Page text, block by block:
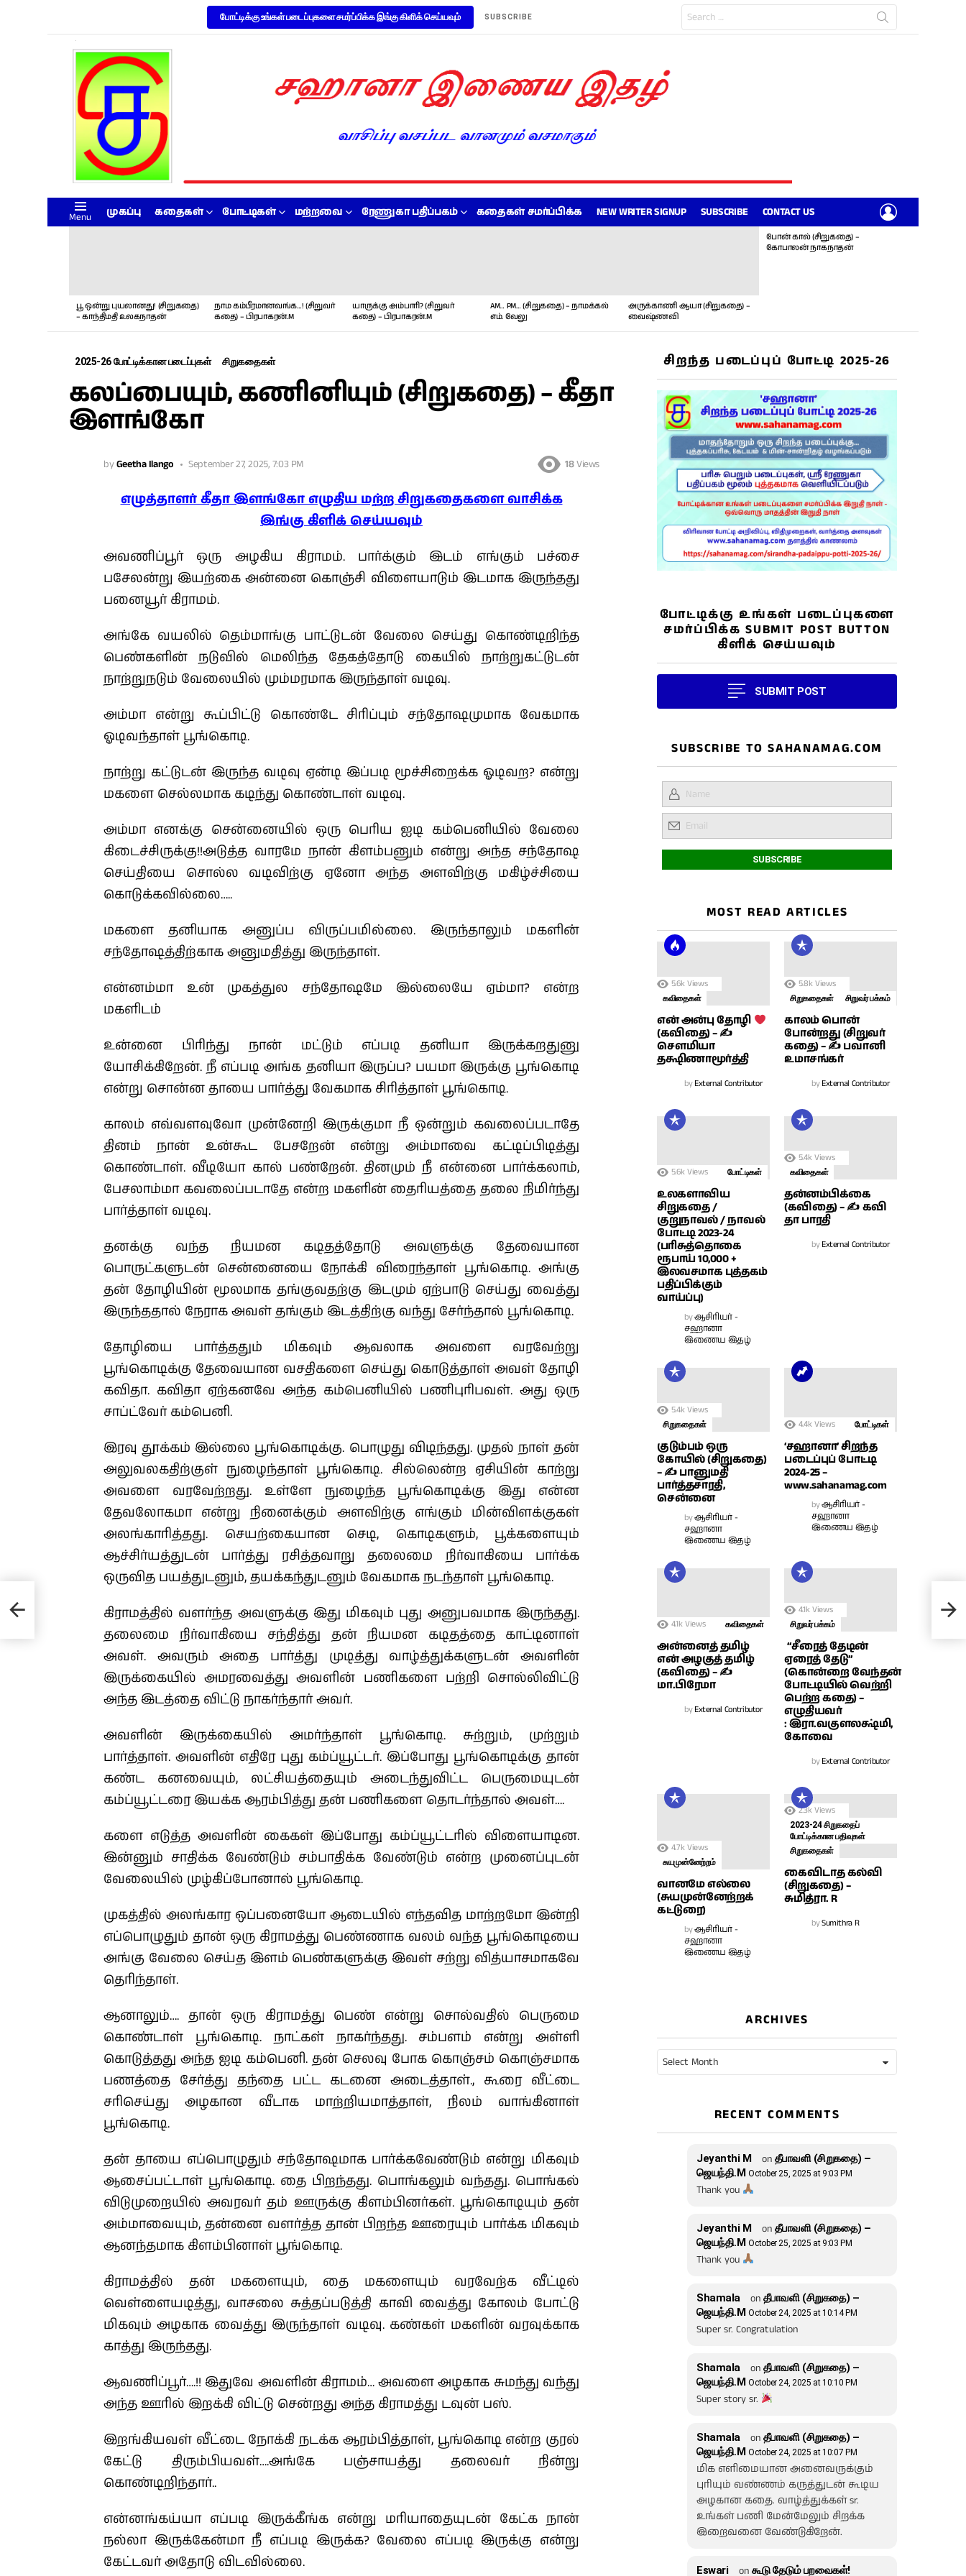
போட்டிக்கு உங்கள் படைப்புகளை சமர்ப்பிக்க இங்கு கிளிக் செய்யவும் SUBSCRIBE
for:
Menu முகப்பு கதைகள் போட்டிகள் மற்றவை ரேணுகா பதிப்பகம் கதைகள் சமர்ப்பிக்க NEW WRITER SIGNUP SUBSCRIBE CONTACT US
பூ ஒன்று புயலானது! (சிறுகதை)
– காந்திமதி உலகநாதன்
நாம கம்பீரமானவங்க…! (சிறுவர்
கதை) – பிரபாகரன்.M
யாருக்கு அம்பாரி? (சிறுவர்
கதை) – பிரபாகரன்.M
AM… PM… (சிறுகதை) – நாமக்கல்
எம். வேலு
அருக்காணி ஆயா (சிறுகதை) –
வைஷ்ணவி
போன் கால் (சிறுகதை) –
கோபாலன் நாகநாதன்
2025-26 போட்டிக்கான படைப்புகள் சிறுகதைகள்
கலப்பையும், கணினியும் (சிறுகதை) – கீதா
இளங்கோ
byGeetha Ilango September 27, 2025, 7:03 PM 18 Views
எழுத்தாளர் கீதா இளங்கோ எழுதிய மற்ற சிறுகதைகளை வாசிக்க
இங்கு கிளிக் செய்யவும்
அவணிப்பூர் ஒரு அழகிய கிராமம். பார்க்கும் இடம் எங்கும் பச்சை
பசேலன்று இயற்கை அன்னை கொஞ்சி விளையாடும் இடமாக இருந்தது
பனையூர் கிராமம்.
அங்கே வயலில் தெம்மாங்கு பாட்டுடன் வேலை செய்து கொண்டிறிந்த
பெண்களின் நடுவில் மெலிந்த தேகத்தோடு கையில் நாற்றுகட்டுடன்
நாற்றுநடும் வேலையில் மும்மரமாக இருந்தாள் வடிவு.
அம்மா என்று கூப்பிட்டு கொண்டே சிரிப்பும் சந்தோஷமுமாக வேகமாக
ஓடிவந்தாள் பூங்கொடி.
நாற்று கட்டுடன் இருந்த வடிவு ஏன்டி இப்படி மூச்சிறைக்க ஓடிவற? என்று
மகளை செல்லமாக கடிந்து கொண்டாள் வடிவு.
அம்மா எனக்கு சென்னையில் ஒரு பெரிய ஐடி கம்பெனியில் வேலை
கிடைச்சிருக்கு!!அடுத்த வாரமே நான் கிளம்பனும் என்று அந்த சந்தோஷ
செய்தியை சொல்ல வடிவிற்கு ஏனோ அந்த அளவிற்கு மகிழ்ச்சியை
கொடுக்கவில்லை…..
மகளை தனியாக அனுப்ப விருப்பமில்லை. இருந்தாலும் மகளின்
சந்தோஷத்திற்காக அனுமதித்து இருந்தாள்.
என்னம்மா உன் முகத்துல சந்தோஷமே இல்லையே ஏம்மா? என்ற
மகளிடம்
உன்னை பிரிந்து நான் மட்டும் எப்படி தனியா இருக்கறதுனு
யோசிக்கிறேன். நீ எப்படி அங்க தனியா இருப்ப? பயமா இருக்கு பூங்கொடி
என்று சொன்ன தாயை பாIர்த்து வேகமாக சிரித்தாள் பூங்கொடி.
காலம் எவ்வளவுவோ முன்னேறி இருக்குமா நீ ஒன்றும் கவலைப்படாதே
தினம் நான் உன்கூட பேசறேன் என்று அம்மாவை கட்டிப்பிடித்து
கொண்டாள். வீடியோ கால் பண்றேன். தினமும் நீ என்னை பார்க்கலாம்,
பேசலாம்மா கவலைப்படாதே என்ற மகளின் தைரியத்தை தலை நிமிர்ந்து
பார்த்தாள் வடிவு.
தனக்கு வந்த நியமன கடிதத்தோடு அவளுக்கு தேவையான
பொருட்களுடன் சென்னையை நோக்கி விரைந்தாள் பூங்கொடி. அங்கு
தன் தோழியின் மூலமாக தங்குவதற்கு இடமும் ஏற்பாடு செய்து வைத்து
இருந்ததால் நேராக அவள் தங்கும் இடத்திற்கு வந்து சேர்ந்தால் பூங்கொடி.
தோழியை பார்த்ததும் மிகவும் ஆவலாக அவளை வரவேற்று
பூங்கொடிக்கு தேவையான வசதிகளை செய்து கொடுத்தாள் அவள் தோழி
கவிதா. கவிதா ஏற்கனவே அந்த கம்பெனியில் பணிபுரிபவள். அது ஒரு
சாப்ட்வேர் கம்பெனி.
இரவு தூக்கம் இல்லை பூங்கொடிக்கு. பொழுது விடிந்தது. முதல் நாள் தன்
அலுவலகதிற்குள் நுழைந்தாள் பூங்கொடி. சில்லென்ற ஏசியின் காற்று
அவளை வரவேற்றது. உள்ளே நுழைந்த பூங்கொடிக்கு இது என்ன
தேவலோகமா என்று நினைக்கும் அளவிற்கு எங்கும் மின்விளக்குகள்
அலங்காரித்தது. செயற்கையான செடி, கொடிகளும், பூக்களையும்
ஆச்சிர்யத்துடன் பார்த்து ரசித்தவாறு தலைமை நிர்வாகியை பார்க்க
ஒருவித பயத்துடனும், தயக்கந்துடனும் வேகமாக நடந்தாள் பூங்கொடி.
கிராமத்தில் வளர்ந்த அவளுக்கு இது மிகவும் புது அனுபவமாக இருந்தது.
தலைமை நிர்வாகியை சந்தித்து தன் நியமன கடிதத்தை காட்டினாள்
அவள். அவரும் அதை பார்த்து முடித்து வாழ்த்துக்களுடன் அவளின்
இருக்கையில் அமரவைத்து அவளின் பணிகளை பற்றி சொல்லிவிட்டு
அந்த இடத்தை விட்டு நாகர்ந்தார் அவர்.
அவளின் இருக்கையில் அமர்ந்தாள் பூங்கொடி. சுற்றும், முற்றும்
பார்த்தாள். அவளின் எதிரே புது கம்ப்யூட்டர். இப்போது பூங்கொடிக்கு தான்
கண்ட கனவையும், லட்சியத்தையும் அடைந்துவிட்ட பெருமையுடன்
கம்ப்யூட்டரை இயக்க ஆரம்பித்து தன் பணிகளை தொடர்ந்தால் அவள்….
களை எடுத்த அவளின் கைகள் இப்போது கம்ப்யூட்டரில் விளையாடின.
இன்னும் சாதிக்க வேண்டும் சம்பாதிக்க வேண்டும் என்ற முனைப்புடன்
வேலையில் முழ்கிப்போனால் பூங்கொடி.
முகத்தில் அலங்கார ஒப்பனையோ ஆடையில் எந்தவித மாற்றமோ இன்றி
எப்பொழுதும் தான் ஒரு கிராமத்து பெண்ணாக வலம் வந்த பூங்கொடியை
அங்கு வேலை செய்த இளம் பெண்களுக்கு இவள் சற்று வித்யாசமாகவே
தெரிந்தாள்.
ஆனாலும்…. தான் ஒரு கிராமத்து பெண் என்று சொல்வதில் பெருமை
கொண்டாள் பூங்கொடி. நாட்கள் நாகர்ந்தது. சம்பளம் என்று அள்ளி
கொடுத்தது அந்த ஐடி கம்பெனி. தன் செலவு போக கொஞ்சம் கொஞ்சமாக
பணத்தை சேர்த்து தந்தை பட்ட கடனை அடைத்தாள்., கூரை வீட்டை
சரிசெய்து அழகான வீடாக மாற்றியமாத்தாள், நிலம் வாங்கினாள்
பூங்கொடி.
தன் தாயை எப்பொழுதும் சந்தோஷமாக பார்க்கவேண்டும் என்று மிகவும்
ஆசைப்பட்டாள் பூங்கொடி. தை பிறந்தது. பொங்கலும் வந்தது. பொங்கல்
விடுமுறையில் அவரவர் தம் ஊருக்கு கிளம்பினர்கள். பூங்கொடியும் தன்
அம்மாவையும், தன்னை வளர்த்த தான் பிறந்த ஊரையும் பார்க்க மிகவும்
ஆனந்தமாக கிளம்பினாள் பூங்கொடி.
கிராமத்தில் தன் மகளையும், தை மகளையும் வரவேற்க வீட்டில்
வெள்ளையடித்து, வாசலை சுத்தப்படுத்தி காவி வைத்து கோலம் போட்டு
மிகவும் அழகாக வைத்து இருந்தாள் வடிவு. கண்கள் மகளின் வரவுக்காக
காத்து இருந்தது.
ஆவணிப்பூர்….!! இதுவே அவளின் கிராமம்…அவளை அழகாக சுமந்து வந்து
அந்த ஊரில் இறக்கி விட்டு சென்றது அந்த கிராமத்து டவுன் பஸ்.
இறங்கியவள் வீட்டை நோக்கி நடக்க ஆரம்பித்தாள், பூங்கொடி என்ற குரல்
கேட்டு திரும்பியவள்….அங்கே பஞ்சாயத்து தலைவர் நின்று
கொண்டிறிந்தார்..
என்னங்கய்யா எப்படி இருக்கீங்க என்று மரியாதையுடன் கேட்க நான்
நல்லா இருக்கேன்மா நீ எப்படி இருக்க? வேலை எப்படி இருக்கு என்று
கேட்டவர் அதோடு விடவில்லை.
சிறந்த படைப்புப் போட்டி 2025-26
போட்டிக்கு உங்கள் படைப்புகளை
சமர்ப்பிக்க SUBMIT POST BUTTON
கிளிக் செய்யவும்
SUBMIT POST
SUBSCRIBE TO SAHANAMAG.COM
MOST READ ARTICLES
5.6k Views
கவிதைகள்
என் அன்பு தோழி
(கவிதை) – ✍
சௌமியா
தக்ஷிணாமூர்த்தி
byExternal Contributor
5.8k Views
சிறுகதைகள் சிறுவர் பக்கம்
காலம் பொன்
போன்றது (சிறுவர்
கதை) – ✍ பவானி
உமாசங்கர்
byExternal Contributor
5.6k Views போட்டிகள்
உலகளாவிய
சிறுகதை /
குறுநாவல் / நாவல்
போட்டி 2023-24
(பரிசுத்தொகை
ரூபாய் 10,000 +
இலவசமாக புத்தகம்
பதிப்பிக்கும்
வாய்ப்பு)
byஆசிரியர் -
சஹானா
இணைய இதழ்
5.4k Views
கவிதைகள்
தன்னம்பிக்கை
(கவிதை) – ✍ கவி
தா பாரதி
byExternal Contributor
5.4k Views
சிறுகதைகள்
குடும்பம் ஒரு
கோயில் (சிறுகதை)
– ✍ பானுமதி
பார்த்தசாரதி,
சென்னை
byஆசிரியர் -
சஹானா
இணைய இதழ்
4.4k Views போட்டிகள்
‘சஹானா’ சிறந்த
படைப்புப் போட்டி
2024-25 –
www.sahanamag.com
byஆசிரியர் -
சஹானா
இணைய இதழ்
4.1k Views கவிதைகள்
அன்னைத் தமிழ்
என் அழகுத் தமிழ்
(கவிதை) – ✍
மா.பிரேமா
byExternal Contributor
4.1k Views
சிறுவர் பக்கம்
“சீரைத் தேடின்
ஏரைத் தேடு”
(கொன்றை வேந்தன்
போட்டியில் வெற்றி
பெற்ற கதை) –
எழுதியவர்
: இரா.வகுளலக்ஷ்மி,
கோவை
byExternal Contributor
4.7k Views
சுயமுன்னேற்றம்
வானமே எல்லை
(சுயமுன்னேற்றக்
கட்டுரை)
byஆசிரியர் -
சஹானா
இணைய இதழ்
2.3k Views
2023-24 சிறுகதைப்
போட்டிக்கான பதிவுகள்
சிறுகதைகள்
கைவிடாத கல்வி
(சிறுகதை) –
சுமித்ரா. R
bySumithra R
ARCHIVES
RECENT COMMENTS
Jeyanthi M on தீபாவளி (சிறுகதை) –
ஜெயந்தி.M October 25, 2025 at 9:03 PM
Thank you
Jeyanthi M on தீபாவளி (சிறுகதை) –
ஜெயந்தி.M October 25, 2025 at 9:03 PM
Thank you
Shamala onதீபாவளி (சிறுகதை) –
ஜெயந்தி.M October 24, 2025 at 10:14 PM
Super sr. Congratulation
Shamala onதீபாவளி (சிறுகதை) –
ஜெயந்தி.M October 24, 2025 at 10:10 PM
Super story sr.
Shamala onதீபாவளி (சிறுகதை) –
ஜெயந்தி.M October 24, 2025 at 10:07 PM
மிக எளிமையான அனைவருக்கும்
புரியும் வண்ணம் கருத்துடன் கூடிய
அழகான கதை. வாழ்த்துக்கள் sr.
உங்கள் பணி மேன்மேலும் சிறக்க
இறைவனை வேண்டுகிறேன்.
Eswari on கூடு தேடும் பறவைகள்!